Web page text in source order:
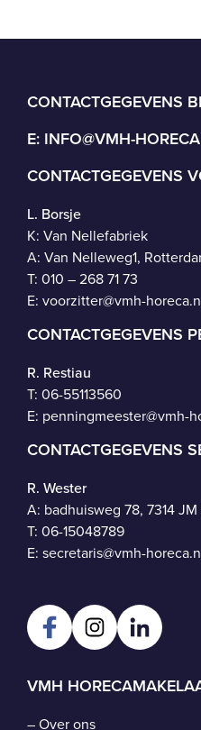
CONTACTGEGEVENS
E: INFO@VMH-
CONTACTGEGEVENS
L. Borsje
K: Van Nellefabriek
A: Van Nelleweg1,
T: 010 – 268 71 73
E: voorzitter@vmh-
CONTACTGEGEVENS
R. Restiau
T: 06-55113560
E: penningmeester@vmh-
CONTACTGEGEVENS
R. Wester
A: badhuisweg 78, 7314
T: 06-15048789
E: secretaris@vmh-
VMH
–Over ons